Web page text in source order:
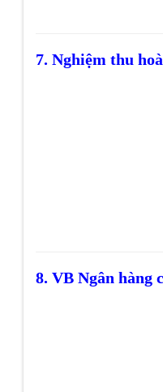
7. Nghiệm thu
8. VB Ngân hàng